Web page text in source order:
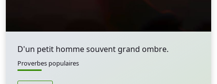
D'un petit homme souvent grand ombre.
Proverbes populaires